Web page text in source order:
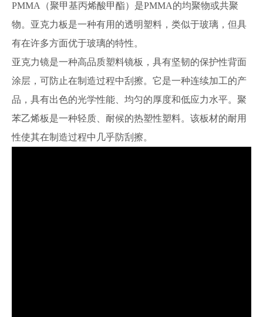
PMMA（聚甲基丙烯酸甲酯）是PMMA的均聚物或共聚
物。亚克力板是一种有用的透明塑料，类似于玻璃，但具
有在许多方面优于玻璃的特性。
亚克力镜是一种高品质塑料镜板，具有坚韧的保护性背面
涂层，可防止在制造过程中刮擦。它是一种连续加工的产
品，具有出色的光学性能、均匀的厚度和低应力水平。聚
苯乙烯板是一种轻质、耐候的热塑性塑料。该板材的耐用
性使其在制造过程中几乎防刮擦。